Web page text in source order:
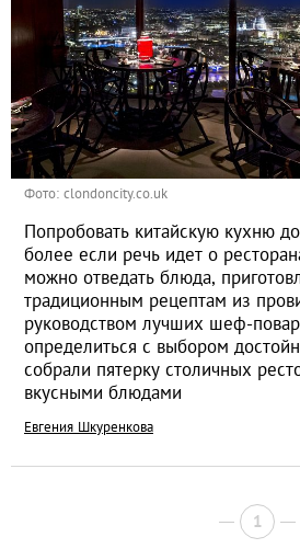
Фото: clondoncity.co.uk
Попробовать китайскую кухню
более если речь идет о
можно отведать блюда,
традиционным рецептам из
руководством лучших шеф-
определиться с выбором
собрали пятерку столичных
вкусными блюдами
Евгения Шкуренкова
1